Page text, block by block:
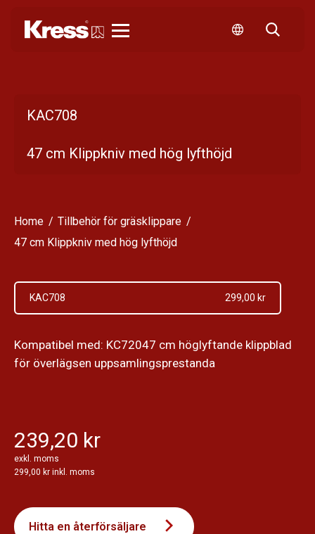
KAC708
47 cm Klippkniv med hög lyfthöjd
Home
Tillbehör för gräsklippare
47 cm Klippkniv med hög lyfthöjd
KAC708 299,00 kr
Kompatibel med: KC72047 cm höglyftande klippblad
för överlägsen uppsamlingsprestanda
239,20 kr
exkl. moms
299,00 kr inkl. moms
Hitta en återförsäljare